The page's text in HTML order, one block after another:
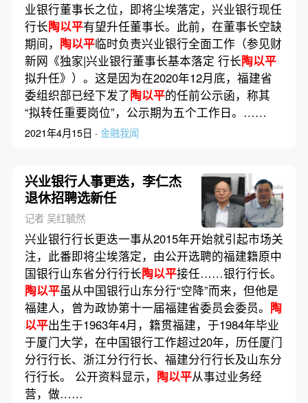
业银行董事长之位，即将尘埃落定，兴业银行现任
行长陶以平有望升任董事长。此前，在董事长空缺
期间， 陶以平临时负责兴业银行全面工作（参见财
新网《独家|兴业银行董事长基本落定 行长陶以平
拟升任》）。这是因为在2020年12月底，福建省
委组织部已经下发了陶以平的任前公示函，称其
“拟转任重要岗位”，公示期为五个工作日。……
2021年4月15日 · 金融我闻
兴业银行人事更迭，李仁杰
退休招聘选新任
记者 吴红毓然
兴业银行行长更迭一事从2015年开始就引起市场关
注，此番即将尘埃落定，由公开选聘的福建籍原中
国银行山东省分行行长陶以平接任……银行行长。
陶以平虽从中国银行山东分行“空降”而来，但他是
福建人，曾为政协第十一届福建省委员会委员。 陶
以平出生于1963年4月，籍贯福建，于1984年毕业
于厦门大学，在中国银行工作超过20年，历任厦门
分行行长、浙江分行行长、福建分行行长及山东分
行行长。 公开资料显示， 陶以平从事过业务经
营，做……